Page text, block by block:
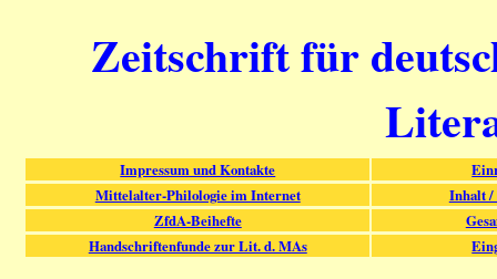
Zeitschrift für
Impressum und Kontakte
Mittelalter-Philologie im Internet
Inhalt /
ZfdA-Beihefte
Handschriftenfunde zur Lit. d. MAs